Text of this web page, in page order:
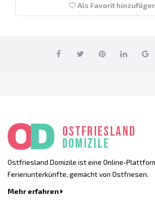
Als Favorit
Ostfriesland Domizile ist eine Online-
Ferienunterkünfte, gemacht von Ostfriesen.
Mehr erfahren